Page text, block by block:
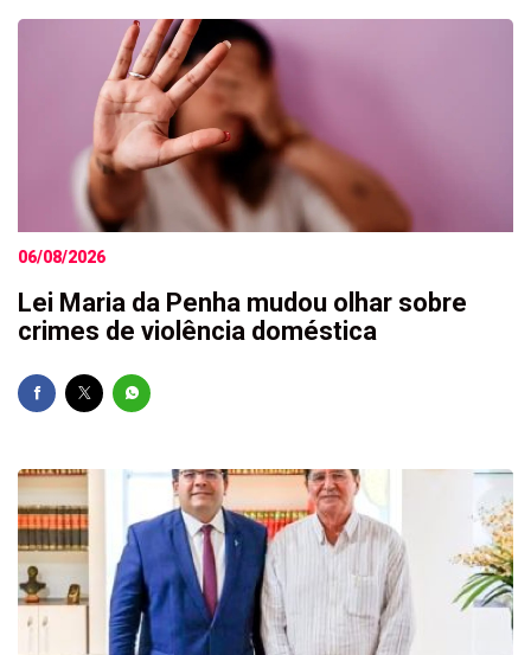
06/08/2026
Lei Maria da Penha mudou olhar sobre
crimes de violência doméstica